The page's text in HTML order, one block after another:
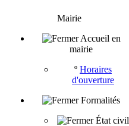
Mairie
Accueil en
mairie
º Horaires
d'ouverture
Formalités
État civil